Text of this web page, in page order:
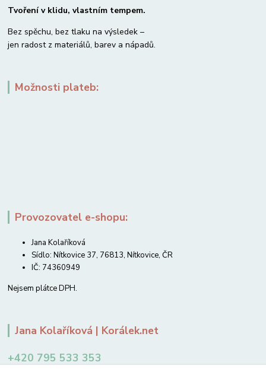
Tvoření v klidu, vlastním tempem.
Bez spěchu, bez tlaku na výsledek –
jen radost z materiálů, barev a nápadů.
Možnosti plateb:
Provozovatel e-shopu:
Jana Kolaříková
Sídlo: Nítkovice 37, 76813, Nítkovice, ČR
IČ: 74360949
Nejsem plátce DPH.
Jana Kolaříková | Korálek.net
+420 795 533 353